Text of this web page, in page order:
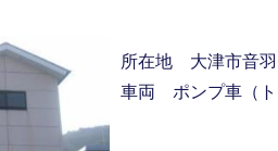
所在地 大津市音
車両 ポンプ車（ト